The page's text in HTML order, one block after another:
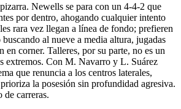
Newells se para con un 4-4-2 que
por dentro, ahogando cualquier intento
rara vez llegan a línea de fondo; prefieren
buscando al nueve a media altura, jugadas
en corner. Talleres, por su parte, no es un
extremos. Con M. Navarro y L. Suárez
que renuncia a los centros laterales,
la posesión sin profundidad agresiva.
de carreras.